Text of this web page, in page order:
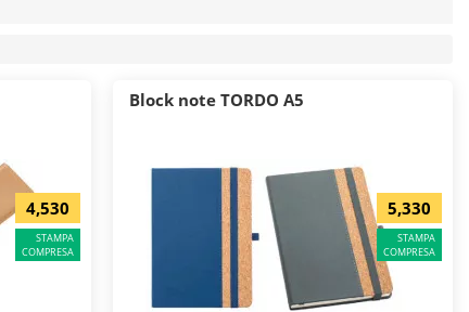
4,530
STAMPA
COMPRESA
Block note TORDO A5
5,330
STAMPA
COMPRESA